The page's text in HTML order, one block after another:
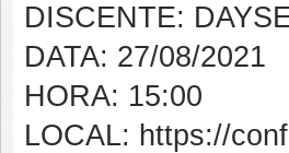
DISCENTE:
DATA: 27/08/2021
HORA: 15:00
LOCAL: https://